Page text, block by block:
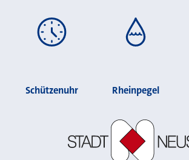
Schützenuhr Rheinpegel